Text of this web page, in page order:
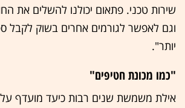
שירות טכני. פתאום יכולנו להשלים את
וגם לאפשר לגורמים אחרים בשוק לקבל
יותר".
"כמו מכונת חטיפים"
אילת משמשת שנים רבות כיעד מועדף